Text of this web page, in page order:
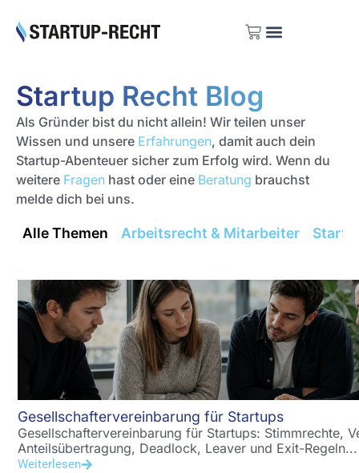
Startup Recht Blog
Als Gründer bist du nicht allein! Wir teilen unser
Wissen und unsere Erfahrungen, damit auch dein
Startup-Abenteuer sicher zum Erfolg wird. Wenn du
weitere Fragen hast oder eine Beratung brauchst
melde dich bei uns.
Arbeitsrecht & Mitarbeiter
Alle Themen
Gesellschaftervereinbarung für Startups
Gesellschaftervereinbarung für Startups: Stimmrechte,
Anteilsübertragung, Deadlock, Leaver und Exit-Regeln...
Weiterlesen